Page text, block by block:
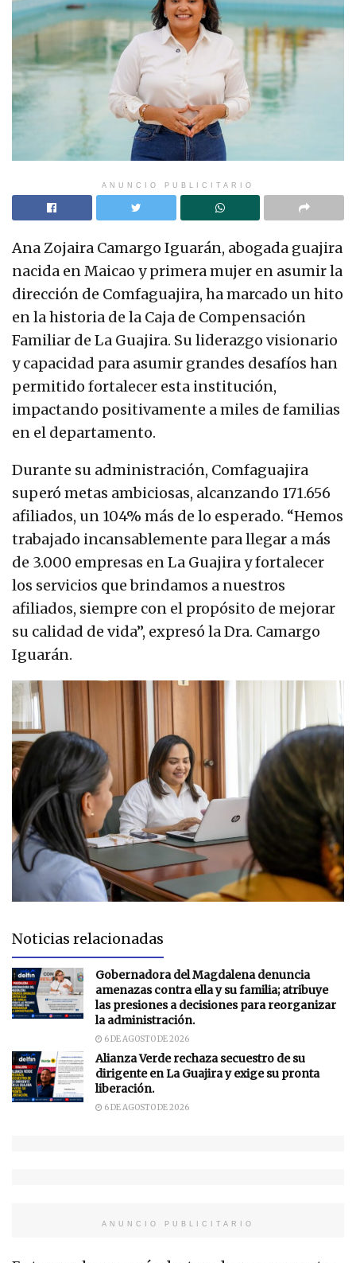
ANUNCIO PUBLICITARIO
Ana Zojaira Camargo Iguarán, abogada guajira
nacida en Maicao y primera mujer en asumir la
dirección de Comfaguajira, ha marcado un hito
en la historia de la Caja de Compensación
Familiar de La Guajira. Su liderazgo visionario
y capacidad para asumir grandes desafíos han
permitido fortalecer esta institución,
impactando positivamente a miles de familias
en el departamento.
Durante su administración, Comfaguajira
superó metas ambiciosas, alcanzando 171.656
afiliados, un 104% más de lo esperado. “Hemos
trabajado incansablemente para llegar a más
de 3.000 empresas en La Guajira y fortalecer
los servicios que brindamos a nuestros
afiliados, siempre con el propósito de mejorar
su calidad de vida”, expresó la Dra. Camargo
Iguarán.
Noticias relacionadas
Gobernadora del Magdalena denuncia
amenazas contra ella y su familia; atribuye
las presiones a decisiones para reorganizar
la administración.
6 DE AGOSTO DE 2026
Alianza Verde rechaza secuestro de su
dirigente en La Guajira y exige su pronta
liberación.
6 DE AGOSTO DE 2026
ANUNCIO PUBLICITARIO